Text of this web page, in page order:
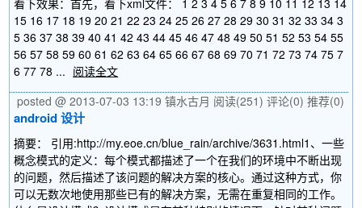
看下效果：首先，看下xml文件： 1 2 3 4 5 6 7 8 9 10 11 12 13 14
15 16 17 18 19 20 21 22 23 24 25 26 27 28 29 30 31 32 33 34 3
5 36 37 38 39 40 41 42 43 44 45 46 47 48 49 50 51 52 53 54 55
56 57 58 59 60 61 62 63 64 65 66 67 68 69 70 71 72 73 74 75 7
6 77 78 ... 阅读全文
posted @ 2013-07-03 13:19 镇水古月 阅读(251) 评论(0) 推荐(0)
android 设计
摘要： 引用:http://my.eoe.cn/blue_rain/archive/3631.html1、一些
概念模式的定义：每个模式都描述了一个在我们的环境中不断出现
的问题，然后描述了该问题的解决方案的核心。通过这种方式，你
可以无数次地使用那些已有的解决方案，无需在重复相同的工作。